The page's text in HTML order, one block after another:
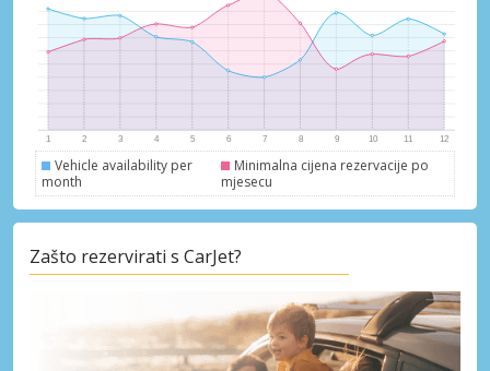
Posebni popusti
Pristupite ekskluzivnim ponudama naših
Vehicle availability per
month
Minimalna cijena rezervacije po
mjesecu
Zašto rezervirati s CarJet?